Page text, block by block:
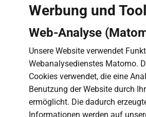
Werbung und
Web-Analyse
Unsere Website verwendet
Webanalysedienstes Matomo.
Cookies verwendet, die eine
Benutzung der Website durch
ermöglicht. Die dadurch
Informationen werden auf